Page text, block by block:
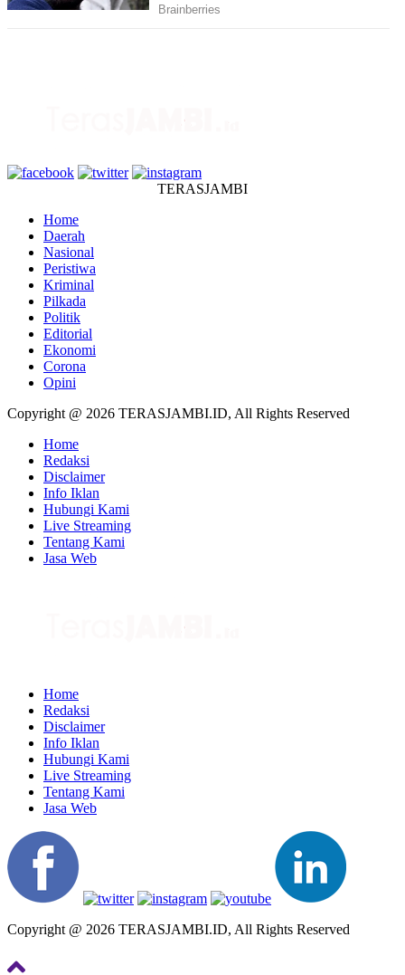
TERASJAMBI
Home
Daerah
Nasional
Peristiwa
Kriminal
Pilkada
Politik
Editorial
Ekonomi
Corona
Opini
Copyright @ 2026 TERASJAMBI.ID, All Rights Reserved
Home
Redaksi
Disclaimer
Info Iklan
Hubungi Kami
Live Streaming
Tentang Kami
Jasa Web
Home
Redaksi
Disclaimer
Info Iklan
Hubungi Kami
Live Streaming
Tentang Kami
Jasa Web
Copyright @ 2026 TERASJAMBI.ID, All Rights Reserved